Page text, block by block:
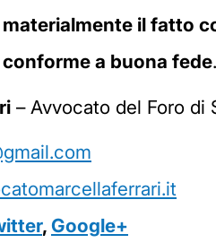
il fatto
a buona fede.
– Avvocato del Foro di
, Google+